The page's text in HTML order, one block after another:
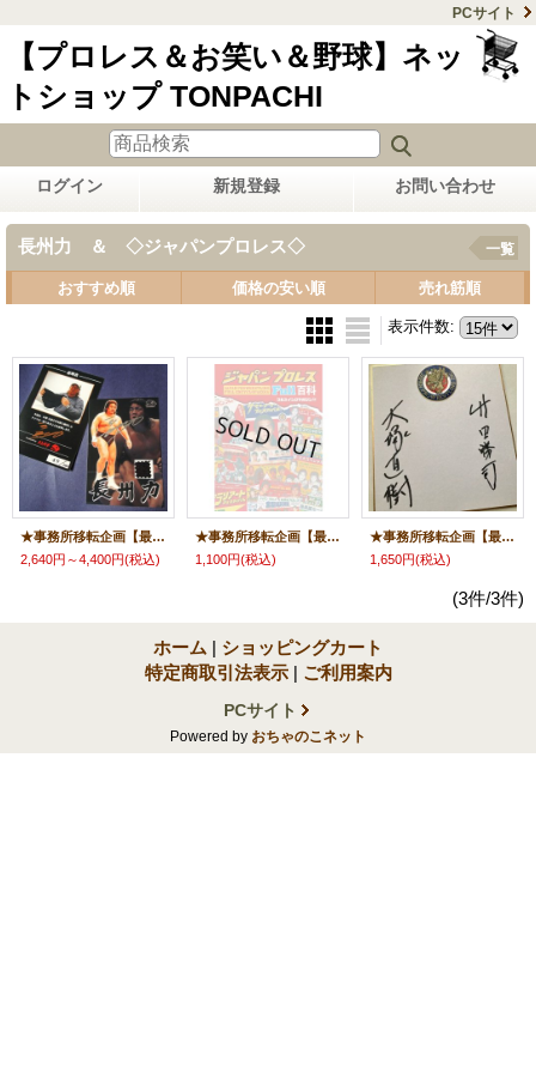
PCサイト
【プロレス＆お笑い＆野球】ネッ
トショップ TONPACHI
ログイン 新規登録 お問い合わせ
長州力 ＆ ◇ジャパンプロレス◇ 一覧
おすすめ順 価格の安い順 売れ筋順
表示件数:
★事務所移転企画【最大50％OFF】!!★長州力・実使用タイツカード【直筆サイン入りorサイン無し】
2,640円～4,400円(税込)
★事務所移転企画【最大50％OFF】!!★ジャパンプロレス FULL百科（フルスイングマガジン(13)）
1,100円(税込)
★事務所移転企画【最大50％OFF】!!★竹田会長＆大塚社長寄せ書きサイン色紙【ジャパンプロレスロゴ入り色紙】
1,650円(税込)
(3件/3件)
ホーム | ショッピングカート
特定商取引法表示 | ご利用案内
PCサイト
Powered by おちゃのこネット